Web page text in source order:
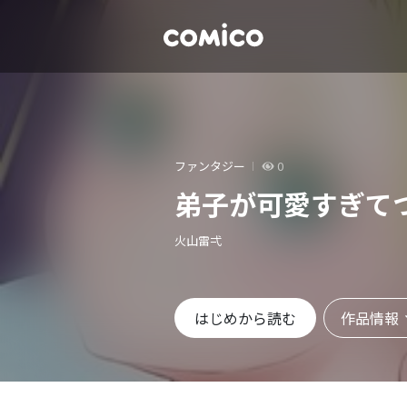
ファンタジー 0
弟子が可愛すぎて
火山雷弌
はじめから読む 作品情報